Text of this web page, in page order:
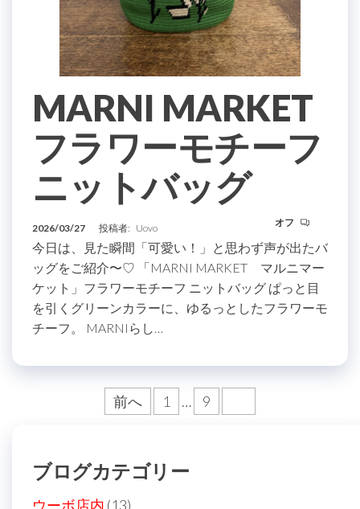
MARNI MARKET
フラワーモチーフ
ニットバッグ
2026/03/27 投稿者: Uovo オフ
今日は、見た瞬間「可愛い！」と思わず声が出たバ
ッグをご紹介〜♡ 「MARNI MARKET マルニマー
ケット」フラワーモチーフ ニットバッグ ぱっと目
を引くグリーンカラーに、ゆるっとしたフラワーモ
チーフ。 MARNIらし…
前へ 1 … 9
ブログカテゴリー
ウーボ店内 (13)